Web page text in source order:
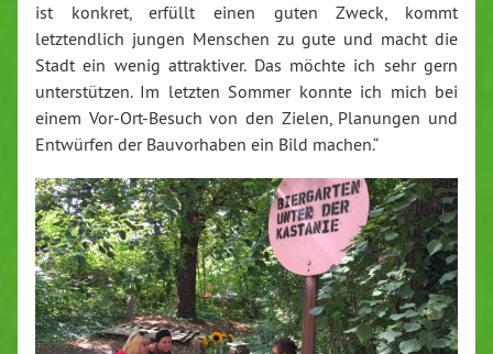
ist konkret, erfüllt einen guten Zweck, kommt
letztendlich jungen Menschen zu gute und macht die
Stadt ein wenig attraktiver. Das möchte ich sehr gern
unterstützen. Im letzten Sommer konnte ich mich bei
einem Vor-Ort-Besuch von den Zielen, Planungen und
Entwürfen der Bauvorhaben ein Bild machen.“